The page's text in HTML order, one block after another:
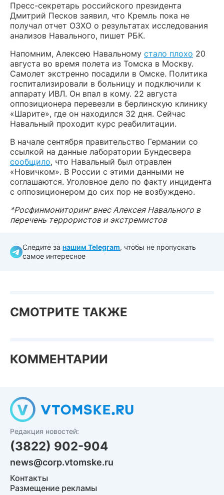
Пресс-секретарь российского президента
Дмитрий Песков заявил, что Кремль пока не
получал отчет ОЗХО о результатах исследования
анализов Навального, пишет РБК.
Напомним, Алексею Навальному стало плохо 20
августа во время полета из Томска в Москву.
Самолет экстренно посадили в Омске. Политика
госпитализировали в больницу и подключили к
аппарату ИВЛ. Он впал в кому. 22 августа
оппозиционера перевезли в берлинскую клинику
«Шарите», где он находился 32 дня. Сейчас
Навальный проходит курс реабилитации.
В начале сентября правительство Германии со
ссылкой на данные лаборатории Бундесвера
сообщило, что Навальный был отравлен
«Новичком». В России с этими данными не
соглашаются. Уголовное дело по факту инцидента
с оппозиционером до сих пор не возбуждено.
*Росфинмониторинг внес Алексея Навального в
перечень террористов и экстремистов
Следите за нашим Telegram, чтобы не пропускать
самое интересное
СМОТРИТЕ ТАКЖЕ
КОММЕНТАРИИ
Редакция новостей:
(3822) 902-904
news@corp.vtomske.ru
Контакты
Размещение рекламы